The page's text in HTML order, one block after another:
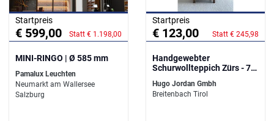
Startpreis
€ 599,00 Statt € 1.198,00
MINI-RINGO | Ø 585 mm
Pamalux Leuchten
Neumarkt am Wallersee
Salzburg
Startpreis
€ 123,00 Statt € 245,98
Handgewebter
Schurwollteppich Zürs - 70
Hugo Jordan Gmbh
Breitenbach Tirol